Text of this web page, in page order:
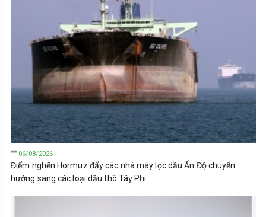
06/08/2026
Điểm nghẽn Hormuz đẩy các nhà máy lọc dầu Ấn Độ chuyển
hướng sang các loại dầu thô Tây Phi